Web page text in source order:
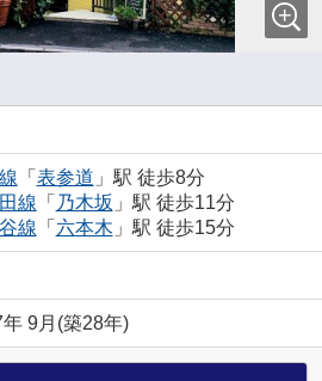
「 表参道 」駅 徒歩8分
線 「 乃木坂 」駅 徒歩11分
線 「 六本木 」駅 徒歩15分
9月(築28年)